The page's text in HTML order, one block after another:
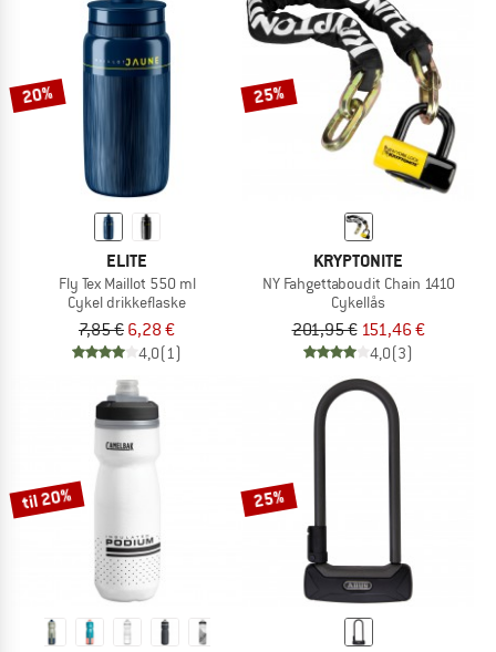
20%
ELITE
Fly Tex Maillot 550 ml
Cykel drikkeflaske
7,85 € 6,28 €
4,0(1)
25%
KRYPTONITE
NY Fahgettaboudit Chain 1410
Cykellås
201,95 € 151,46 €
4,0(3)
til 20% 25%